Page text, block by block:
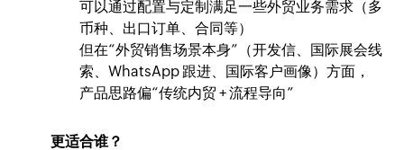
可以通过配置与定制满足一些外贸业务需求（多
币种、出口订单、合同等）
但在“外贸销售场景本身”（开发信、国际展会线
索、WhatsApp 跟进、国际客户画像）方面，
产品思路偏“传统内贸 + 流程导向”
更适合谁？